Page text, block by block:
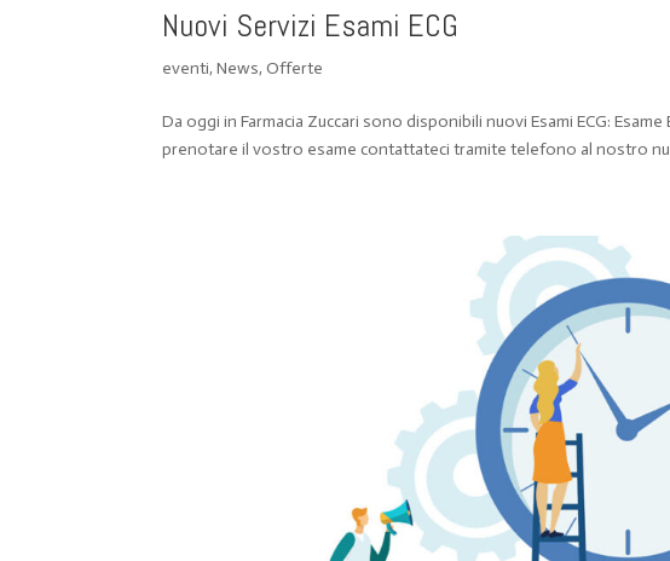
Nuovi Servizi Esami ECG
eventi,News,Offerte
Da oggi in Farmacia Zuccari sono disponibili nuovi Esami ECG: Esame
prenotare il vostro esame contattateci tramite telefono al nostro